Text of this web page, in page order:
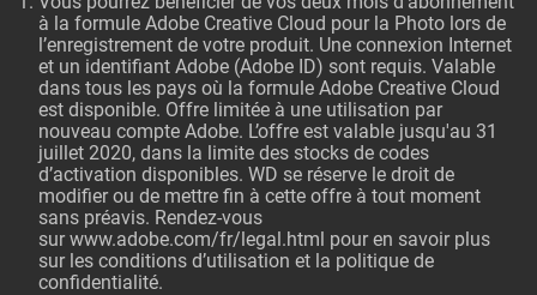
à la formule Adobe Creative Cloud pour la Photo lors de
l’enregistrement de votre produit. Une connexion Internet
et un identifiant Adobe (Adobe ID) sont requis. Valable
dans tous les pays où la formule Adobe Creative Cloud
est disponible. Offre limitée à une utilisation par
nouveau compte Adobe. L’offre est valable jusqu'au 31
juillet 2020, dans la limite des stocks de codes
d’activation disponibles. WD se réserve le droit de
modifier ou de mettre fin à cette offre à tout moment
sans préavis. Rendez-vous
surwww.adobe.com/fr/legal.html pour en savoir plus
sur les conditions d’utilisation et la politique de
confidentialité.